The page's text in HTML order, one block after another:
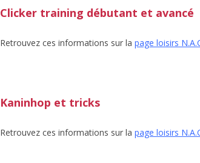
Clicker training débutant et avancé
Retrouvez ces informations sur la page loisirs
Kaninhop et tricks
Retrouvez ces informations sur la page loisirs